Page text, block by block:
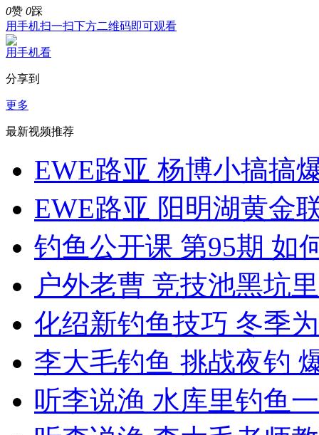
0赞 0踩
用手机扫一扫下方二维码即可观看
用手机看
分享到
更多
最新视频推荐
EWE路亚 杨博小搞搞
EWE路亚 阳明湖黄金
钓鱼公开课 第95期 如
户外老曹 竞技池黑坑
化绍新钓鱼技巧 冬季
李大毛钓鱼 挑战夜钓
听李说渔 水库里钓鱼